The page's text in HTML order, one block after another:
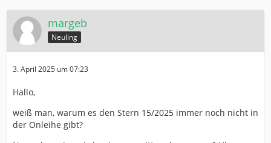
margeb
Neuling
3. April 2025 um 07:23
Hallo,
weiß man, warum es den Stern 15/2025 immer noch nicht in
der Onleihe gibt?